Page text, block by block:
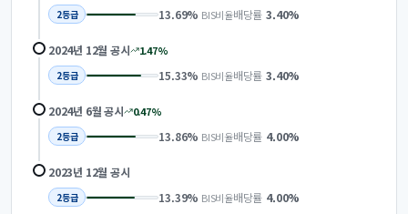
2등급 13.69% BIS비율배당률 3.40%
2024년 12월 공시 1.47%
2등급 15.33% BIS비율배당률 3.40%
2024년 6월공시 0.47%
2등급 13.86% BIS비율배당률 4.00%
2023년 12월 공시
2등급 13.39% BIS비율배당률 4.00%